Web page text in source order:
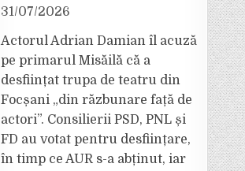
31/07/2026
Actorul Adrian Damian îl acuză
pe primarul Misăilă că a
desființat trupa de teatru din
Focșani „din răzbunare față de
actori”. Consilierii PSD, PNL și
FD au votat pentru desființare,
în timp ce AUR s-a abținut, iar